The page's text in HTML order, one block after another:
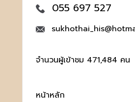
055 697 527
จำนวนผู้เข้าชม 471,484 คน
หน้าหลัก